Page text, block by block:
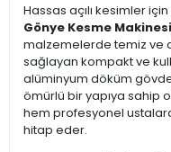
Hassas açılı kesimler
Gönye Kesme Makinesi
malzemelerde temiz ve
sağlayan kompakt ve
alüminyum döküm
ömürlü bir yapıya sahip
hem profesyonel
hitap eder.